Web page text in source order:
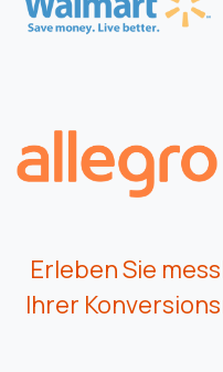
Erleben Sie
Ihrer